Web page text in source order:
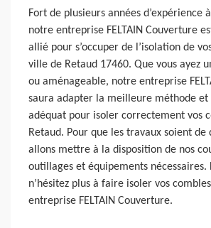
Fort de plusieurs années d’expérience
notre entreprise FELTAIN Couverture
allié pour s’occuper de l’isolation de
ville de Retaud 17460. Que vous ayez
ou aménageable, notre entreprise
saura adapter la meilleure méthode et
adéquat pour isoler correctement vos
Retaud. Pour que les travaux soient de
allons mettre à la disposition de nos
outillages et équipements nécessaires.
n’hésitez plus à faire isoler vos
entreprise FELTAIN Couverture.